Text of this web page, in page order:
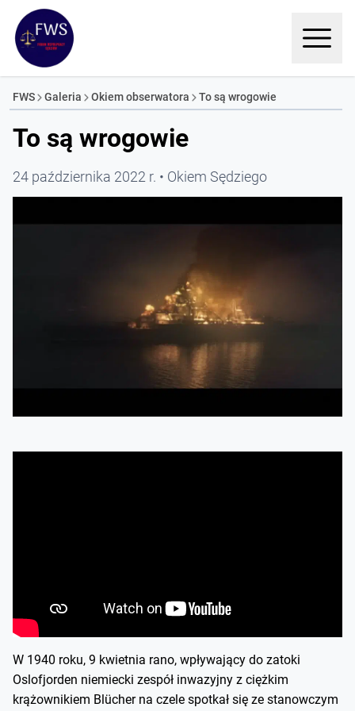
FWS Galeria Okiem obserwatora To są wrogowie
To są wrogowie
24 października 2022 r. Okiem Sędziego
W 1940 roku, 9 kwietnia rano, wpływający do zatoki
Oslofjorden niemiecki zespół inwazyjny z ciężkim
krążownikiem Blücher na czele spotkał się ze stanowczym